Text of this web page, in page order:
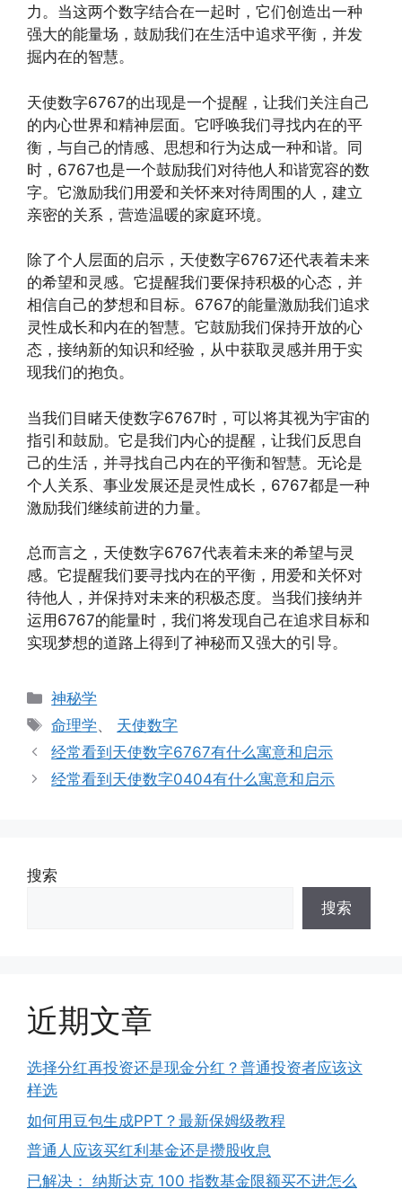
力。当这两个数字结合在一起时，它们创造出一种
强大的能量场，鼓励我们在生活中追求平衡，并发
掘内在的智慧。
天使数字6767的出现是一个提醒，让我们关注自己
的内心世界和精神层面。它呼唤我们寻找内在的平
衡，与自己的情感、思想和行为达成一种和谐。同
时，6767也是一个鼓励我们对待他人和谐宽容的数
字。它激励我们用爱和关怀来对待周围的人，建立
亲密的关系，营造温暖的家庭环境。
除了个人层面的启示，天使数字6767还代表着未来
的希望和灵感。它提醒我们要保持积极的心态，并
相信自己的梦想和目标。6767的能量激励我们追求
灵性成长和内在的智慧。它鼓励我们保持开放的心
态，接纳新的知识和经验，从中获取灵感并用于实
现我们的抱负。
当我们目睹天使数字6767时，可以将其视为宇宙的
指引和鼓励。它是我们内心的提醒，让我们反思自
己的生活，并寻找自己内在的平衡和智慧。无论是
个人关系、事业发展还是灵性成长，6767都是一种
激励我们继续前进的力量。
总而言之，天使数字6767代表着未来的希望与灵
感。它提醒我们要寻找内在的平衡，用爱和关怀对
待他人，并保持对未来的积极态度。当我们接纳并
运用6767的能量时，我们将发现自己在追求目标和
实现梦想的道路上得到了神秘而又强大的引导。
分
类
神秘学
标
签
命理学、 天使数字
经常看到天使数字6767有什么寓意和启示
经常看到天使数字0404有什么寓意和启示
搜索
搜索
近期文章
选择分红再投资还是现金分红？普通投资者应该这
样选
如何用豆包生成PPT？最新保姆级教程
普通人应该买红利基金还是攒股收息
已解决： 纳斯达克 100 指数基金限额买不进怎么